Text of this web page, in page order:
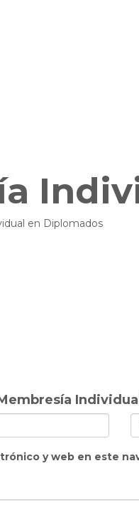
en Diplomados
y web en este